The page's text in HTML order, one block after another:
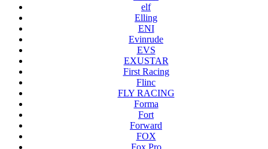
elf
Elling
ENI
Evinrude
EVS
EXUSTAR
First Racing
Flinc
FLY RACING
Forma
Fort
Forward
FOX